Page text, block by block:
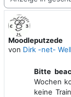
Moodleputzede
von Dirk -net-
Anzahl Antworten:
Bitte
Wochen
keine